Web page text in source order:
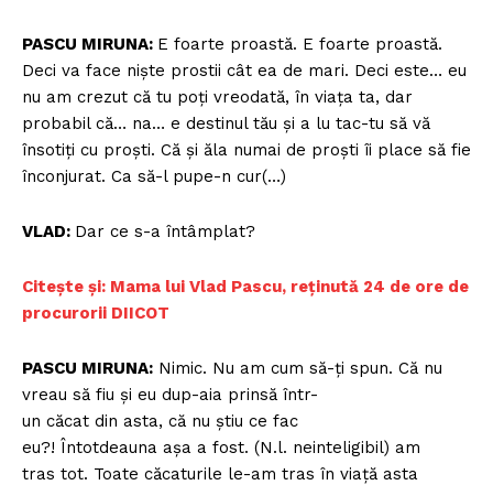
PASCU MIRUNA: E foarte proastă. E foarte proastă.
Deci va face niște prostii cât ea de mari. Deci este… eu
nu am crezut că tu poți vreodată, în viața ta, dar
probabil că… na… e destinul tău și a lu tac-tu să vă
însotiți cu proști. Că și ăla numai de proști îi place să fie
înconjurat. Ca să-l pupe-n cur(…)
VLAD: Dar ce s-a întâmplat?
Citește și: Mama lui Vlad Pascu, reținută 24 de ore de
procurorii DIICOT
PASCU MIRUNA: Nimic. Nu am cum să-ți spun. Că nu
vreau să fiu și eu dup-aia prinsă într-
un căcat din asta, că nu știu ce fac
eu?! Întotdeauna așa a fost. (N.l. neinteligibil) am
tras tot. Toate căcaturile le-am tras în viață asta